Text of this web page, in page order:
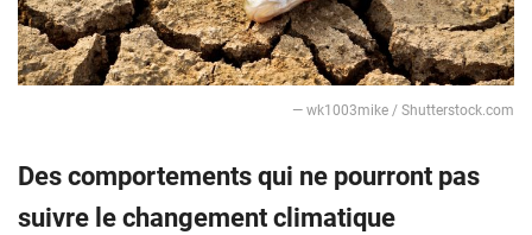
— wk1003mike / Shutterstock.com
Des comportements qui ne pourront pas
suivre le changement climatique